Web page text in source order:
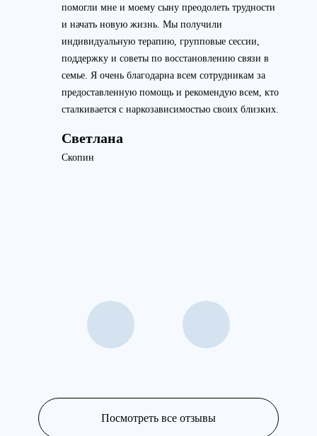
помогли мне и моему сыну преодолеть трудности
и начать новую жизнь. Мы получили
индивидуальную терапию, групповые сессии,
поддержку и советы по восстановлению связи в
семье. Я очень благодарна всем сотрудникам за
предоставленную помощь и рекомендую всем, кто
сталкивается с наркозависимостью своих близких.
Светлана
Скопин
Посмотреть все отзывы